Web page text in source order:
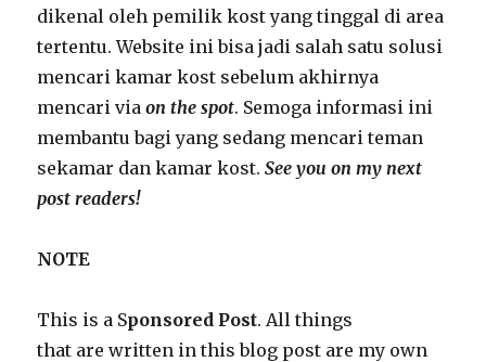
dikenal oleh pemilik kost yang tinggal di area
tertentu. Website ini bisa jadi salah satu solusi
mencari kamar kost sebelum akhirnya
mencari viaon the spot. Semoga informasi ini
membantu bagi yang sedang mencari teman
sekamar dan kamar kost.See you on my next
post readers!
NOTE
This is a Sponsored Post. All things
that are written in this blog post are my own